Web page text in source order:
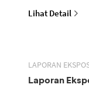
Lihat Detail
LAPORAN
Laporan